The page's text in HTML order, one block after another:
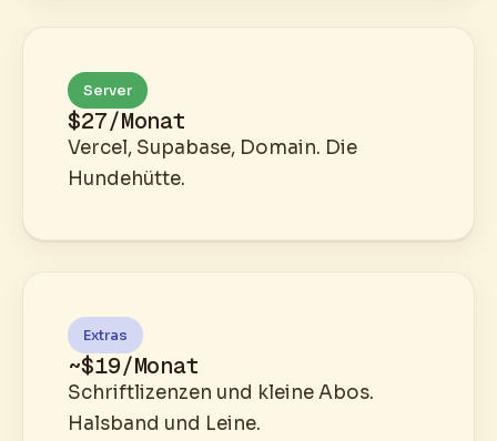
Server
$27/Monat
Vercel, Supabase, Domain. Die
Hundehütte.
Extras
~$19/Monat
Schriftlizenzen und kleine Abos.
Halsband und Leine.